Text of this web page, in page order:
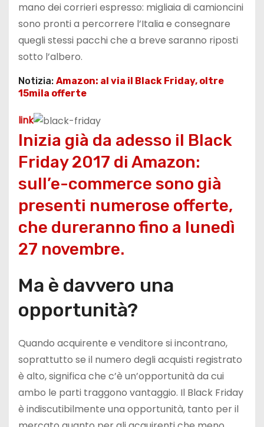
mano dei corrieri espresso: migliaia di camioncini
sono pronti a percorrere l’Italia e consegnare
quegli stessi pacchi che a breve saranno riposti
sotto l’albero.
Notizia: Amazon: al via il Black Friday, oltre
15mila offerte
link
Inizia già da adesso il Black
Friday 2017 di Amazon:
sull’e-commerce sono già
presenti numerose offerte,
che dureranno fino a lunedì
27 novembre.
Ma è davvero una
opportunità?
Quando acquirente e venditore si incontrano,
soprattutto se il numero degli acquisti registrato
è alto, significa che c’è un’opportunità da cui
ambo le parti traggono vantaggio. Il Black Friday
è indiscutibilmente una opportunità, tanto per il